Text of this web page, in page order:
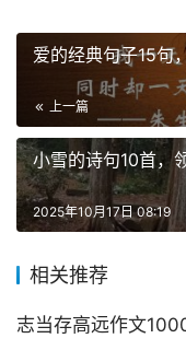
爱的经典句子15句
上一篇
小雪的诗句10首，
2025年10月17日 08:19
相关推荐
志当存高远作文